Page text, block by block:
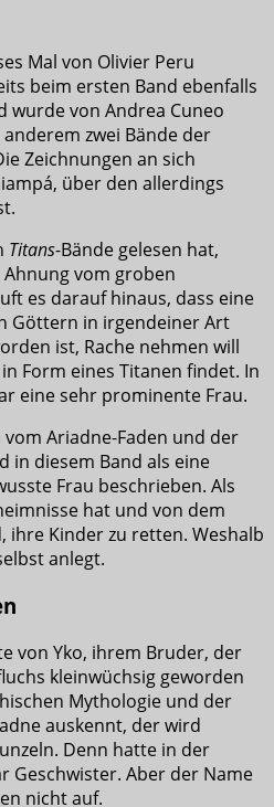
Mal von Olivier Peru
beim ersten Band ebenfalls
wurde von Andrea Cuneo
zwei Bände der
Zeichnungen an sich
über den allerdings
Titans-Bände gelesen hat,
vom groben
es darauf hinaus, dass eine
Göttern in irgendeiner Art
ist, Rache nehmen will
Form eines Titanen findet. In
eine sehr prominente Frau.
Ariadne-Faden und der
in diesem Band als eine
Frau beschrieben. Als
hat und von dem
ihre Kinder zu retten. Weshalb
anlegt.
von Yko, ihrem Bruder, der
kleinwüchsig geworden
Mythologie und der
auskennt, der wird
Denn hatte in der
Geschwister. Aber der Name
nicht auf.